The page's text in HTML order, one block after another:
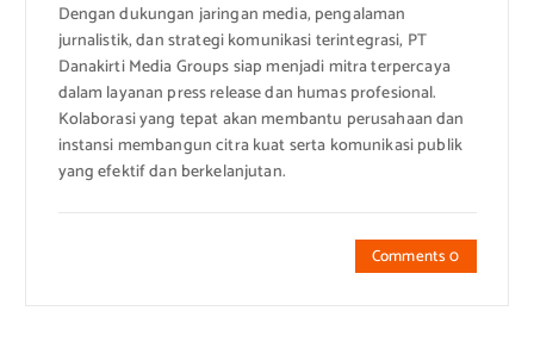
Dengan dukungan jaringan media, pengalaman
jurnalistik, dan strategi komunikasi terintegrasi, PT
Danakirti Media Groups siap menjadi mitra terpercaya
dalam layanan press release dan humas profesional.
Kolaborasi yang tepat akan membantu perusahaan dan
instansi membangun citra kuat serta komunikasi publik
yang efektif dan berkelanjutan.
Comments 0